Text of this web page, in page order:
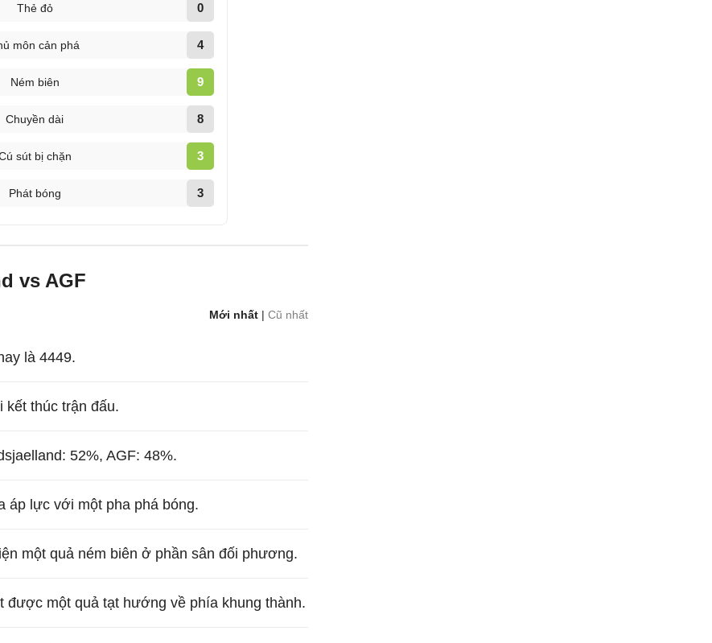
Thẻ đỏ 0
môn cản phá 4
Ném biên 9
Chuyền dài 8
sút bị chặn 3
Phát bóng 3
vs AGF
Mới nhất |Cũ nhất
là 4449.
kết thúc trận đấu.
52%, AGF: 48%.
áp lực với một pha phá bóng.
một quả ném biên ở phần sân đối phương.
được một quả tạt hướng về phía khung thành.